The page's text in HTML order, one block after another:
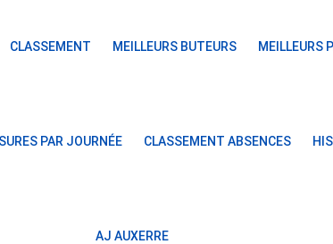
CLASSEMENT MEILLEURS BUTEURS MEILLEURS
PAR JOURNÉE CLASSEMENT ABSENCES
AJ AUXERRE